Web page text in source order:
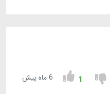
1 6 ماه پیش